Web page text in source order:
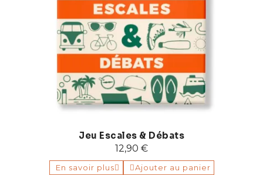
Jeu Escales & Débats
12,90 €
En savoir plus Ajouter au panier